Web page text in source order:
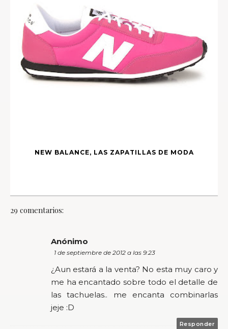
NEW BALANCE, LAS ZAPATILLAS DE MODA
29 comentarios:
Anónimo
1 de septiembre de 2012 a las 9:23
¿Aun estará a la venta? No esta muy caro y
me ha encantado sobre todo el detalle de
las tachuelas.. me encanta combinarlas
jeje :D
Responder